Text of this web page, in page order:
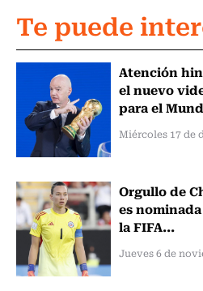
Te puede
Atención
el nuevo
para el
Miércoles 17 de
Orgullo de
es
la FIFA...
Jueves 6 de